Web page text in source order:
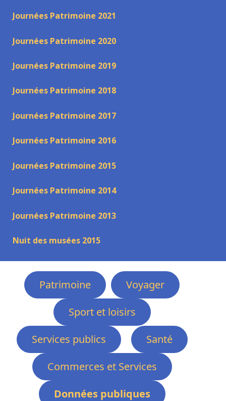
Journées Patrimoine 2021
Journées Patrimoine 2020
Journées Patrimoine 2019
Journées Patrimoine 2018
Journées Patrimoine 2017
Journées Patrimoine 2016
Journées Patrimoine 2015
Journées Patrimoine 2014
Journées Patrimoine 2013
Nuit des musées 2015
Patrimoine
Voyager
Sport et loisirs
Services publics
Santé
Commerces et Services
Données publiques